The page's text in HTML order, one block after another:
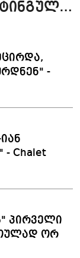
-
Chalet
პირველი
ორ